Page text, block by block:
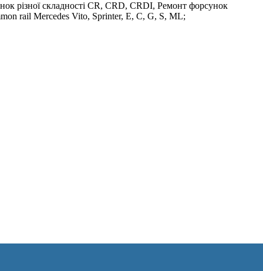
складності CR, CRD, CRDI, Ремонт форсунок
rail Mercedes Vito, Sprinter, E, C, G, S, ML;